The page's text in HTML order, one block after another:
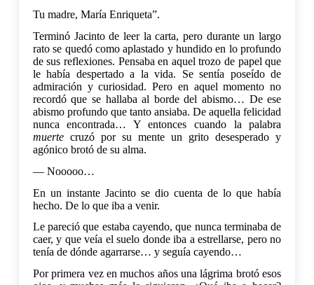
Tu madre, María Enriqueta”.
Terminó Jacinto de leer la carta, pero durante un largo
rato se quedó como aplastado y hundido en lo profundo
de sus reflexiones. Pensaba en aquel trozo de papel que
le había despertado a la vida. Se sentía poseído de
admiración y curiosidad. Pero en aquel momento no
recordó que se hallaba al borde del abismo… De ese
abismo profundo que tanto ansiaba. De aquella felicidad
nunca encontrada… Y entonces cuando la palabra
muertecruzó por su mente un grito desesperado y
agónico brotó de su alma.
— Nooooo…
En un instante Jacinto se dio cuenta de lo que había
hecho. De lo que iba a venir.
Le pareció que estaba cayendo, que nunca terminaba de
caer, y que veía el suelo donde iba a estrellarse, pero no
tenía de dónde agarrarse… y seguía cayendo…
Por primera vez en muchos años una lágrima brotó esos